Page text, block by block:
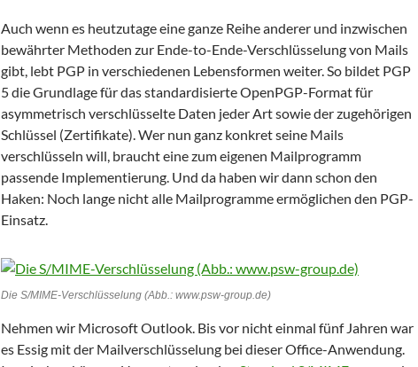
Auch wenn es heutzutage eine ganze Reihe anderer und inzwischen
bewährter Methoden zur Ende-to-Ende-Verschlüsselung von Mails
gibt, lebt PGP in verschiedenen Lebensformen weiter. So bildet PGP
5 die Grundlage für das standardisierte OpenPGP-Format für
asymmetrisch verschlüsselte Daten jeder Art sowie der zugehörigen
Schlüssel (Zertifikate). Wer nun ganz konkret seine Mails
verschlüsseln will, braucht eine zum eigenen Mailprogramm
passende Implementierung. Und da haben wir dann schon den
Haken: Noch lange nicht alle Mailprogramme ermöglichen den PGP-
Einsatz.
Die S/MIME-Verschlüsselung (Abb.: www.psw-group.de)
Nehmen wir Microsoft Outlook. Bis vor nicht einmal fünf Jahren war
es Essig mit der Mailverschlüsselung bei dieser Office-Anwendung.